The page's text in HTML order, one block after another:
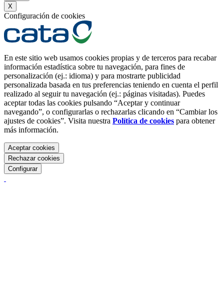
X
Configuración de cookies
En este sitio web usamos cookies propias y de terceros para recabar
información estadística sobre tu navegación, para fines de
personalización (ej.: idioma) y para mostrarte publicidad
personalizada basada en tus preferencias teniendo en cuenta el perfil
realizado al seguir tu navegación (ej.: páginas visitadas). Puedes
aceptar todas las cookies pulsando “Aceptar y continuar
navegando”, o configurarlas o rechazarlas clicando en “Cambiar los
ajustes de cookies”. Visita nuestra Política de cookies para obtener
más información.
Aceptar cookies
Rechazar cookies
Configurar